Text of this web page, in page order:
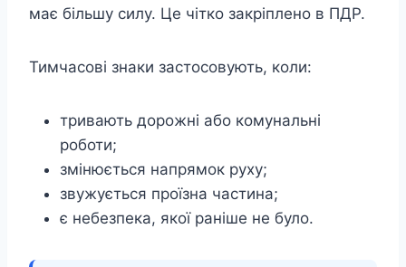
має більшу силу. Це чітко закріплено в ПДР.
Тимчасові знаки застосовують, коли:
тривають дорожні або комунальні
роботи;
змінюється напрямок руху;
звужується проїзна частина;
є небезпека, якої раніше не було.